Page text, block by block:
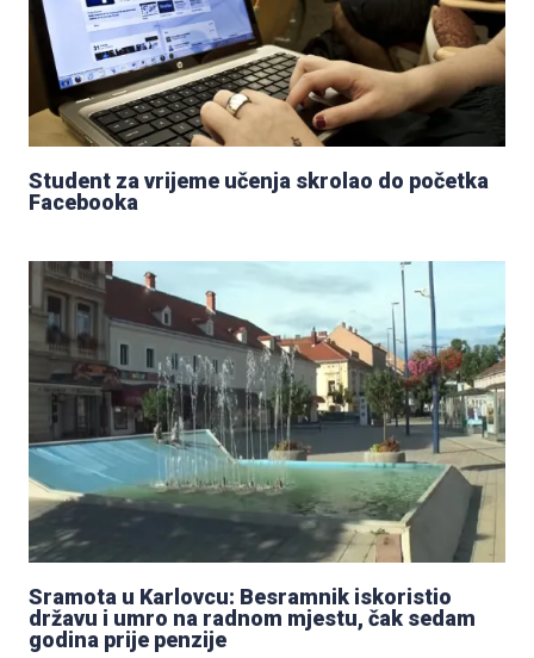
Student za vrijeme učenja skrolao do početka
Facebooka
Sramota u Karlovcu: Besramnik iskoristio
državu i umro na radnom mjestu, čak sedam
godina prije penzije